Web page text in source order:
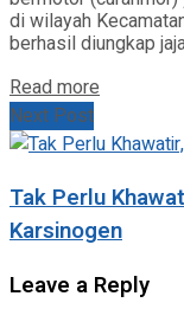
di wilayah
berhasil diungkap
Read more
Next Post
Tak Perlu
Karsinogen
Leave a Reply